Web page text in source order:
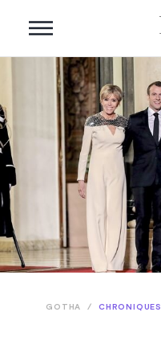
GOTHA /